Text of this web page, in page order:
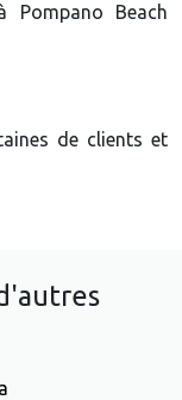
Pompano Beach
de clients et